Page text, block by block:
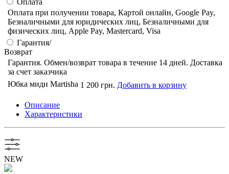
Оплата
Оплата при получении товара, Картой онлайн, Google Pay,
Безналичными для юридических лиц, Безналичными для
физических лиц, Apple Pay, Mastercard, Visa
Гарантия/
Возврат
Гарантия. Обмен/возврат товара в течение 14 дней. Доставка
за счет заказчика
Юбка миди Martisha 1 200 грн. Добавить в корзину
Описание
Характеристики
NEW